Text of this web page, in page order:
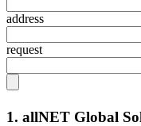
address
request
1. allNET Global